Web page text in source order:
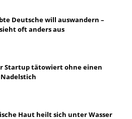
Deutsche will auswandern –
oft anders aus
Startup tätowiert ohne einen
Haut heilt sich unter Wasser